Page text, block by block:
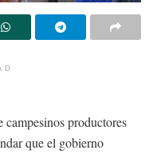
de Ingeniería de la
avanzando por el
campesinos productores
que el gobierno